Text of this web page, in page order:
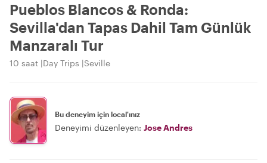
Pueblos Blancos & Ronda:
Sevilla'dan Tapas Dahil Tam Günlük
Manzaralı Tur
10 saat Day Trips Seville
Bu deneyim için local'ınız
Deneyimi düzenleyen: Jose Andres